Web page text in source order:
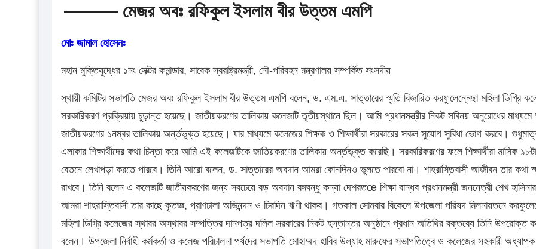
——— মেজর অবঃ রফিকুল ইসলাম বীর উত্তম এমপি
মোঃ জামাল হোসেনঃ
মহান মুক্তিযুদ্ধের ১নং সেক্টর কমান্ডার, সাবেক স্বরাষ্ট্রমন্ত্রী, নৌ-পরিবহন মন্ত্রণালয় সম্পর্কিত সংসদীয়
স্থায়ী কমিটির সভাপতি মেজর অবঃ রফিকুল ইসলাম বীর উত্তম এমপি বলেন, ড. এম.এ. সাত্তারের স্মৃতি বিজারিত করফুলেন্নেছা মহিলা ডিগ্রি
সরকারিকরণ প্রক্রিয়ায় চুড়ান্ত হয়েছে। জাতীয়করণের তালিকায় কলেজটি তৃতীয়স্থানে ছিল। আমি প্রধানমন্ত্রীর নিকট সবিনয় অনুরোধের
জাতীয়করণের ১নম্বর তালিকায় অর্ন্তভূক্ত হয়েছে। যার মাধ্যমে কলেজের শিক্ষক ও শিক্ষার্থীরা সরকারের সকল সুযোগ সুবিধা ভোগ করবে।
এলাকার শিক্ষার্থীদের কথা চিন্তা করে আমি এই কলেজটিকে জাতিয়করণের তালিকায় অর্ন্তভূক্ত করেছি। সরকারিকরণের ফলে শিক্ষার্থীরা মাসিক
বেতনে লেখাপড়া করতে পারবে। তিনি আরো বলেন, ড. সাত্তারের অবদান আমরা কোনদিনও ভুলতে পারবো না। শাহরাস্তিবাসী আজীবন তার কথা
রাখবে। তিনি বলেন এ কলেজটি জাতীয়করণের জন্য সবচেয়ে বড় অবদান বঙ্গবন্ধু কন্যা দেশরতœ শিক্ষা বান্ধব প্রধানমন্ত্রী জননেত্রী শেখ
আমরা শাহরাস্তিবাসী তার কাছে কৃতজ্ঞ, প্রাণঢালা অভিনন্দন ও চিরদিন ঋণী থাকব। গতকাল সোমবার বিকেলে উপজেলা পরিষদ মিলনায়তনে
মহিলা ডিগ্রি কলেজের স্থাবর অস্থাবর সম্পত্তির দানপত্র দলিল সরকারের নিকট হস্তান্তর অনুষ্ঠানে প্রধান অতিথির বক্তব্যে তিনি উপরোক্ত
বলেন। উপজেলা নির্বাহী কর্মকর্তা ও কলেজ পরিচালনা পর্ষদের সভাপতি মোহাম্মদ হাবিব উল্যাহ মারুফের সভাপতিত্বে ও কলেজের সহকারী অধ্যাপক